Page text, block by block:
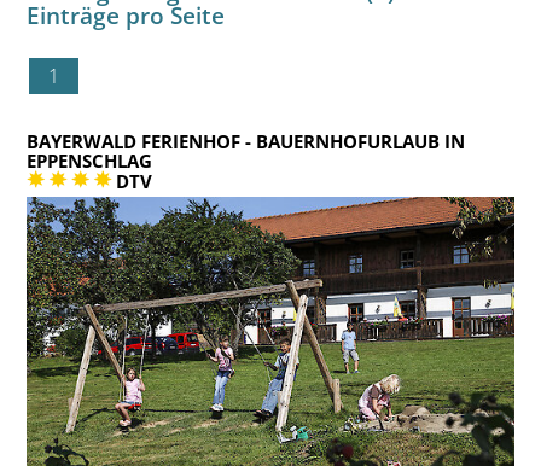
Einträge pro Seite
1
BAYERWALD FERIENHOF- BAUERNHOFURLAUB IN
EPPENSCHLAG
DTV